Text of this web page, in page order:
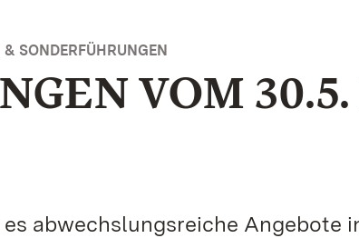
SONDERFÜHRUNGEN
VOM 30.5.
abwechslungsreiche Angebote